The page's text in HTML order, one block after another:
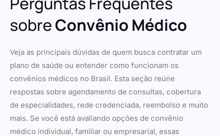
sobreConvênio Médico
Veja as principais dúvidas de quem busca contratar um
plano de saúde ou entender como funcionam os
convênios médicos no Brasil. Esta seção reúne
respostas sobre agendamento de consultas, cobertura
de especialidades, rede credenciada, reembolso e muito
mais. Se você está avaliando opções de convênio
médico individual, familiar ou empresarial, essas